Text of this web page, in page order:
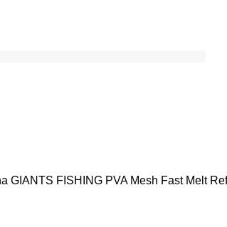
GIANTS FISHING PVA Mesh Fast Melt